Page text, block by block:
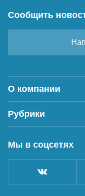
Сообщить
О компании
Рубрики
Мы в соцсетях